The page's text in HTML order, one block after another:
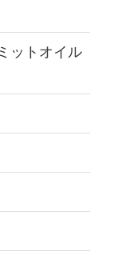
ットオイル